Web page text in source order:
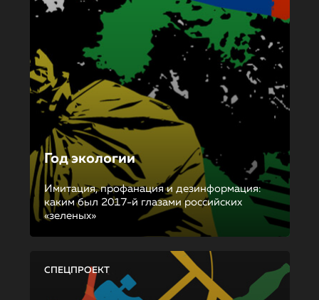
Год экологии
Имитация, профанация и дезинформация:
каким был 2017-й глазами российских
«зеленых»
СПЕЦПРОЕКТ